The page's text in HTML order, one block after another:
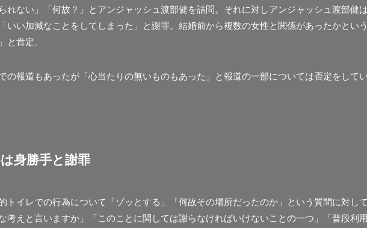
れない」「何故？」とアンジャッシュ渡部健を詰問。それに対しアンジャッシュ渡部健は
いい加減なことをしてしまった」
と謝罪。結婚前から複数の女性と関係があったかという
と肯定。
の報道もあったが 「心当たりの無いものもあった」と報道の一部については否定をしてい
身勝手と謝罪
トイレでの行為について「ゾッとする」「何故その場所だったのか」という質問に対して
えと言いますか」「このことに関しては謝らなければいけないことの一つ」「普段利用